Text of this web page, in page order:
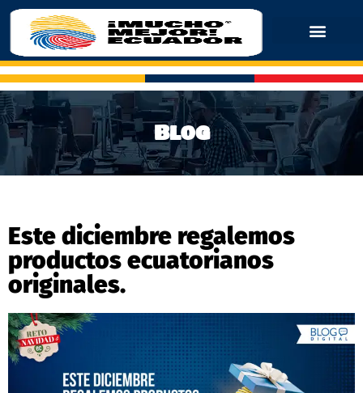
Blog
Este diciembre regalemos
productos ecuatorianos
originales.